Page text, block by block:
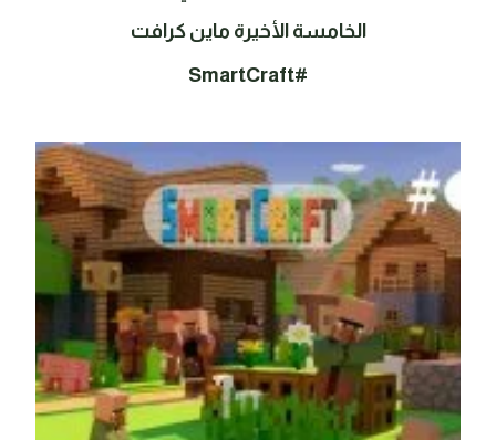
الخامسة الأخيرة ماين كرافت
#SmartCraft